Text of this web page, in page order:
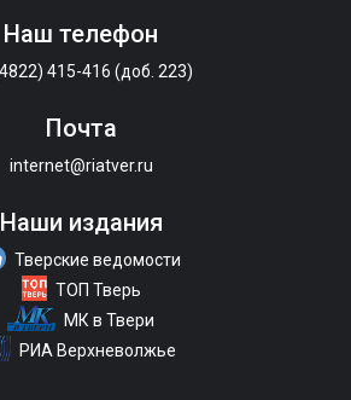
Наш телефон
415-416 (доб. 223)
Почта
internet@riatver.ru
Наши издания
Тверские ведомости
ТОП Тверь
МК в Твери
РИА Верхневолжье